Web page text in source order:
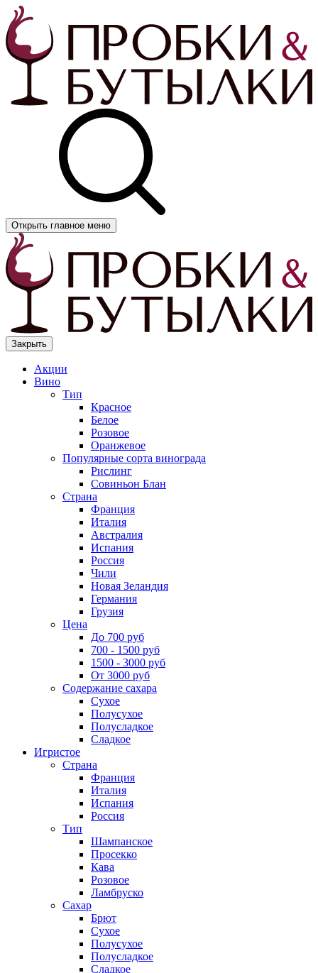
Открыть главное меню
Закрыть
Акции
Вино
Тип
Красное
Белое
Розовое
Оранжевое
Популярные сорта винограда
Рислинг
Совиньон Блан
Страна
Франция
Италия
Австралия
Испания
Россия
Чили
Новая Зеландия
Германия
Грузия
Цена
До 700 руб
700 - 1500 руб
1500 - 3000 руб
От 3000 руб
Содержание сахара
Сухое
Полусухое
Полусладкое
Сладкое
Игристое
Страна
Франция
Италия
Испания
Россия
Тип
Шампанское
Просекко
Кава
Розовое
Ламбруско
Сахар
Брют
Сухое
Полусухое
Полусладкое
Сладкое